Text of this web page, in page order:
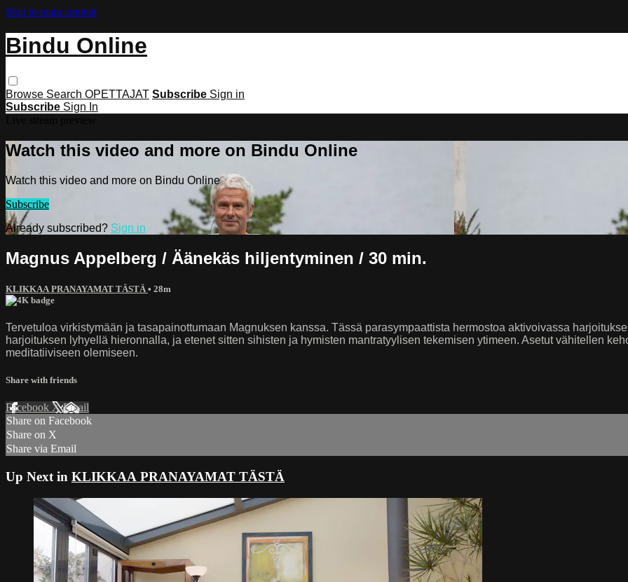
Skip to main content
Bindu Online
Browse Search OPETTAJAT Subscribe Sign in
Subscribe Sign In
Watch this video and more on Bindu Online
Watch this video and more on Bindu Online
Subscribe
Already subscribed? Sign in
Magnus Appelberg / Äänekäs hiljentyminen / 30 min.
KLIKKAA PRANAYAMAT TÄSTÄ • 28m
Tervetuloa virkistymään ja tasapainottumaan Magnuksen kanssa. Tässä parasympaattista hermostoa aktivoivassa
harjoituksen lyhyellä hieronnalla, ja etenet sitten sihisten ja hymisten mantratyylisen tekemisen ytimeen. Asetut vähitellen
meditatiiviseen olemiseen.
Share with friends
Facebook XEmail
Share on Facebook
Share on X
Share via Email
Up Next in KLIKKAA PRANAYAMAT TÄSTÄ